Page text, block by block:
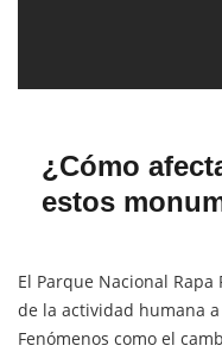
¿Cómo
estos
El Parque Nacional
de la actividad humana
Fenómenos como el